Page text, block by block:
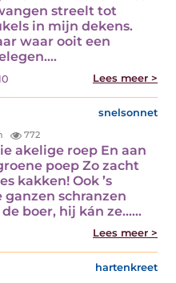
streelt tot
in mijn dekens.
waar ooit een
Lees meer >
snelsonnet
772
akelige roep En aan
poep Zo zacht
kakken! Ook ’s
schranzen
boer, hij kán ze...…
Lees meer >
hartenkreet